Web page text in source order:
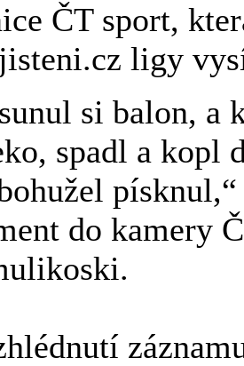
ČT sport,
ligy
si balon, a
spadl a kopl
do kamery